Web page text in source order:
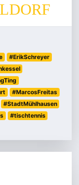
#ErikSchreyer
#MarcosFreitas
#StadtMühlhausen
#tischtennis